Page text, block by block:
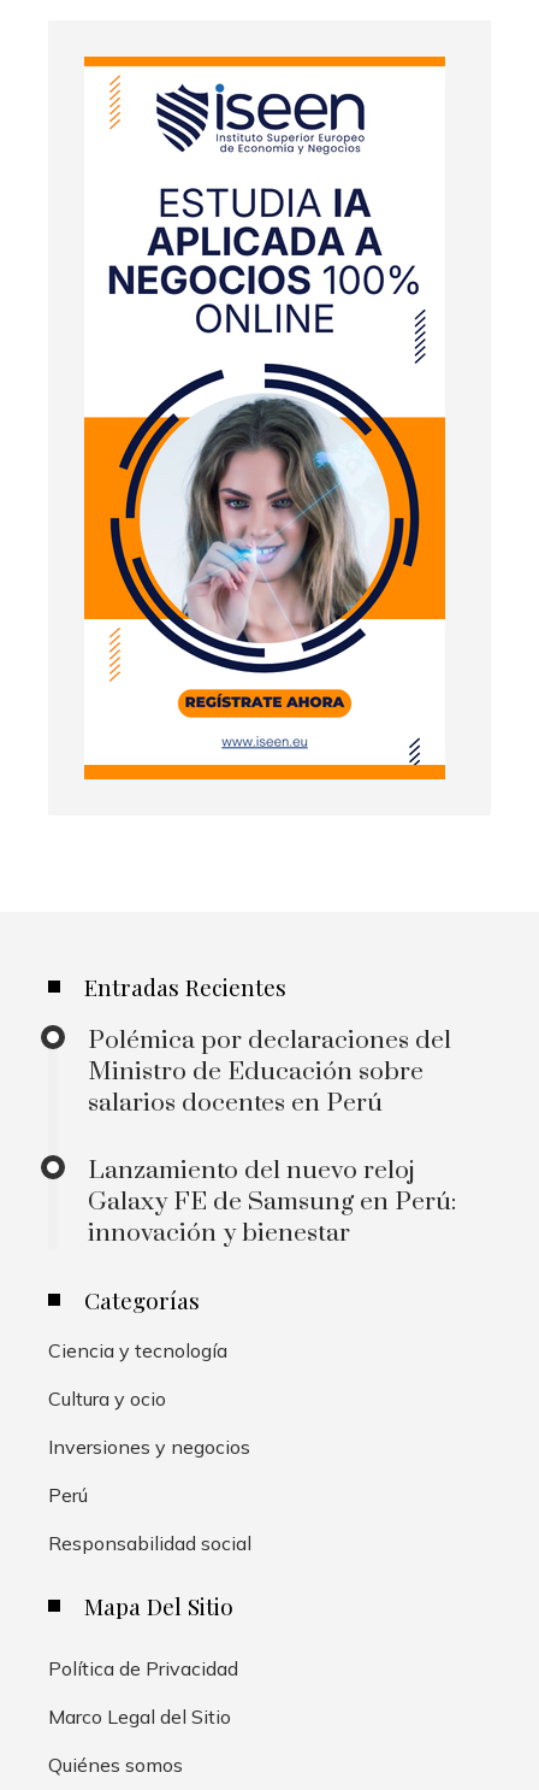
Entradas Recientes
Polémica por declaraciones del
Ministro de Educación sobre
salarios docentes en Perú
Lanzamiento del nuevo reloj
Galaxy FE de Samsung en Perú:
innovación y bienestar
Categorías
Ciencia y tecnología
Cultura y ocio
Inversiones y negocios
Perú
Responsabilidad social
Mapa Del Sitio
Política de Privacidad
Marco Legal del Sitio
Quiénes somos